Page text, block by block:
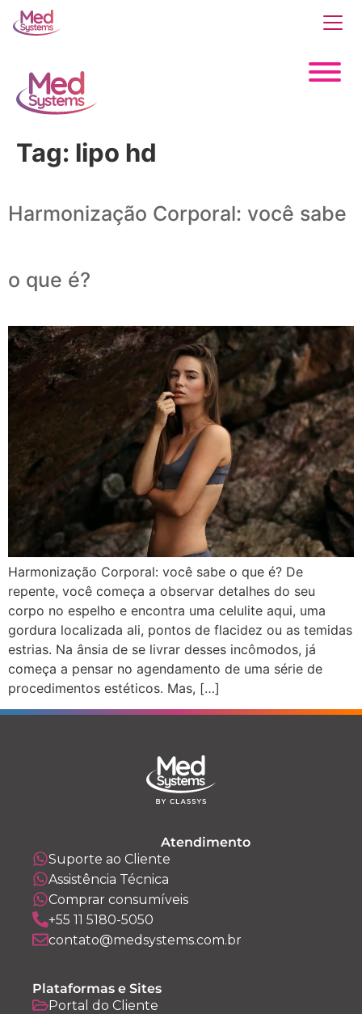
Tag: lipo hd
Harmonização Corporal: você sabe
o que é?
Harmonização Corporal: você sabe o que é? De
repente, você começa a observar detalhes do seu
corpo no espelho e encontra uma celulite aqui, uma
gordura localizada ali, pontos de flacidez ou as temidas
estrias. Na ânsia de se livrar desses incômodos, já
começa a pensar no agendamento de uma série de
procedimentos estéticos. Mas, […]
Atendimento
Suporte ao Cliente
Assistência Técnica
Comprar consumíveis
+55 11 5180-5050
contato@medsystems.com.br
Plataformas e Sites
Portal do Cliente